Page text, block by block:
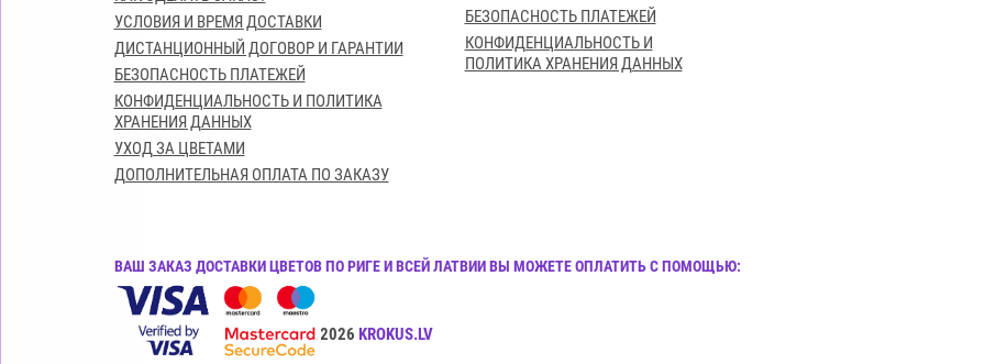
УСЛОВИЯ И ВРЕМЯ ДОСТАВКИ
ДИСТАНЦИОННЫЙ ДОГОВОР И ГАРАНТИИ
БЕЗОПАСНОСТЬ ПЛАТЕЖЕЙ
КОНФИДЕНЦИАЛЬНОСТЬ И ПОЛИТИКА
ХРАНЕНИЯ ДАННЫХ
УХОД ЗА ЦВЕТАМИ
ДОПОЛНИТЕЛЬНАЯ ОПЛАТА ПО ЗАКАЗУ
БЕЗОПАСНОСТЬ ПЛАТЕЖЕЙ
КОНФИДЕНЦИАЛЬНОСТЬ И
ПОЛИТИКА ХРАНЕНИЯ ДАННЫХ
ВАШ ЗАКАЗ ДОСТАВКИ ЦВЕТОВ ПО РИГЕ И ВСЕЙ ЛАТВИИ ВЫ МОЖЕТЕ ОПЛАТИТЬ С ПОМОЩЬЮ:
Все права защищены© 2015-2026 KROKUS.LV